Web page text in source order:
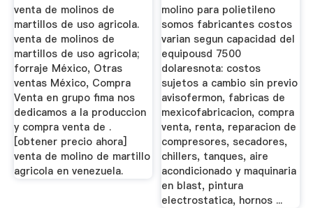
venta de molinos de
martillos de uso agricola.
venta de molinos de
martillos de uso agricola;
forraje México, Otras
ventas México, Compra
Venta en grupo fima nos
dedicamos a la produccion
y compra venta de .
[obtener precio ahora]
venta de molino de martillo
agricola en venezuela.
molino para polietileno
somos fabricantes costos
varian segun capacidad del
equipousd 7500
dolaresnota: costos
sujetos a cambio sin previo
avisofermon, fabricas de
mexicofabricacion, compra
venta, renta, reparacion de
compresores, secadores,
chillers, tanques, aire
acondicionado y maquinaria
en blast, pintura
electrostatica, hornos ...